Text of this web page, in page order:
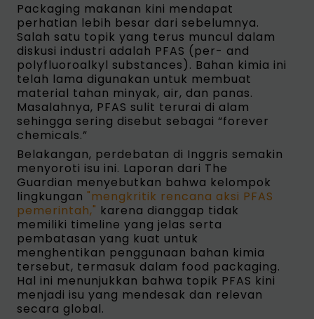
Packaging makanan kini mendapat
perhatian lebih besar dari sebelumnya.
Salah satu topik yang terus muncul dalam
diskusi industri adalah PFAS (per- and
polyfluoroalkyl substances). Bahan kimia ini
telah lama digunakan untuk membuat
material tahan minyak, air, dan panas.
Masalahnya, PFAS sulit terurai di alam
sehingga sering disebut sebagai “forever
chemicals.”
Belakangan, perdebatan di Inggris semakin
menyoroti isu ini. Laporan dari The
Guardian menyebutkan bahwa kelompok
lingkungan "mengkritik rencana aksi PFAS
pemerintah," karena dianggap tidak
memiliki timeline yang jelas serta
pembatasan yang kuat untuk
menghentikan penggunaan bahan kimia
tersebut, termasuk dalam food packaging.
Hal ini menunjukkan bahwa topik PFAS kini
menjadi isu yang mendesak dan relevan
secara global.